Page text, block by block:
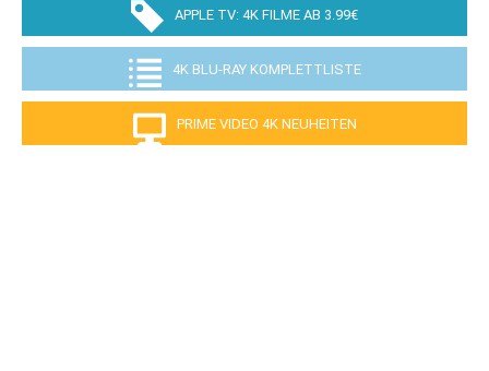
APPLE TV: 4K FILME AB 3.99€
4K BLU-RAY KOMPLETTLISTE
PRIME VIDEO 4K NEUHEITEN